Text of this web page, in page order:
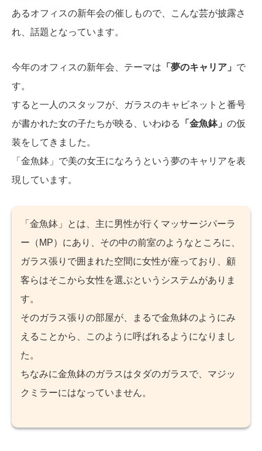
あるオフィスの新年会の催しもので、こんな芸が披露さ
れ、話題となっています。
今年のオフィスの新年会、テーマは 「夢のキャリア」 で
す。
すると一人のスタッフが、ガラスのキャビネットと番号
が書かれた女の子たちが映る、いわゆる
「金魚鉢」 の仮
装をしてきました。
「金魚鉢」で美の女王になろうという夢のキャリアを表
現しています。
「金魚鉢」とは、主に男性が行くマッサージパーラ
ー（MP）にあり、その中の前室のようなところに、
ガラス張りで囲まれた空間に女性が座っており、顧
客らはそこから女性を選ぶというシステムがありま
す。
そのガラス張りの部屋が、まるで金魚鉢のようにみ
えることから、このように呼ばれるようになりまし
た。
ちなみに金魚鉢のガラスはタダのガラスで、マジッ
クミラーにはなっていません。